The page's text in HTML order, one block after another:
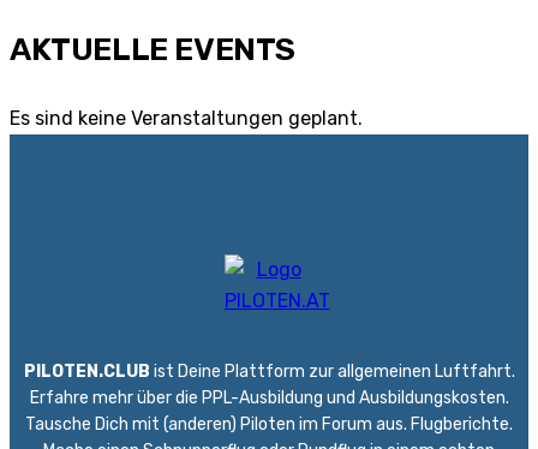
AKTUELLE EVENTS
Es sind keine Veranstaltungen geplant.
PILOTEN.CLUB ist Deine Plattform zur allgemeinen Luftfahrt.
Erfahre mehr über die PPL-Ausbildung und Ausbildungskosten.
Tausche Dich mit (anderen) Piloten im Forum aus. Flugberichte.